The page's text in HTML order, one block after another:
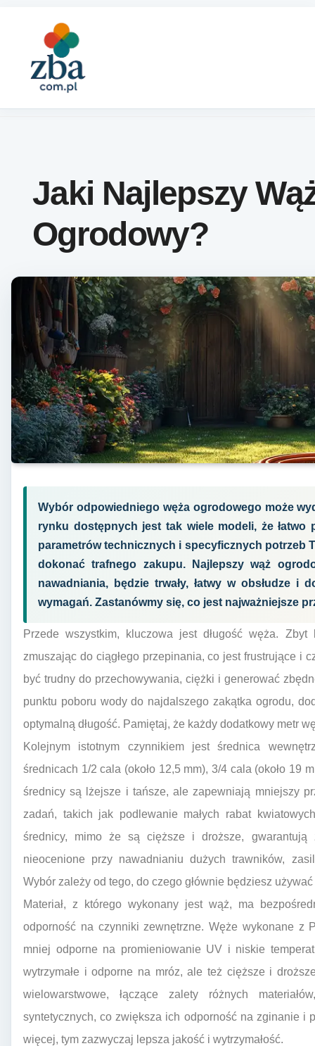
Jaki Najlepszy
Ogrodowy?
Wybór odpowiedniego węża ogrodowego może
rynku dostępnych jest tak wiele modeli, że łatwo
parametrów technicznych i specyficznych potrzeb
dokonać trafnego zakupu. Najlepszy wąż
nawadniania, będzie trwały, łatwy w obsłudze i
wymagań. Zastanówmy się, co jest najważniejsze
Przede wszystkim, kluczowa jest długość węża.
zmuszając do ciągłego przepinania, co jest frustrujące i
być trudny do przechowywania, ciężki i generować
punktu poboru wody do najdalszego zakątka ogrodu,
optymalną długość. Pamiętaj, że każdy dodatkowy metr
Kolejnym istotnym czynnikiem jest średnica
średnicach 1/2 cala (około 12,5 mm), 3/4 cala (około 19
średnicy są lżejsze i tańsze, ale zapewniają mniejszy
zadań, takich jak podlewanie małych rabat
średnicy, mimo że są cięższe i droższe, gwarantują
nieocenione przy nawadnianiu dużych trawników,
Wybór zależy od tego, do czego głównie będziesz
Materiał, z którego wykonany jest wąż, ma
odporność na czynniki zewnętrzne. Węże wykonane z
mniej odporne na promieniowanie UV i niskie
wytrzymałe i odporne na mróz, ale też cięższe i
wielowarstwowe, łączące zalety różnych
syntetycznych, co zwiększa ich odporność na zginanie i
więcej, tym zazwyczaj lepsza jakość i wytrzymałość.